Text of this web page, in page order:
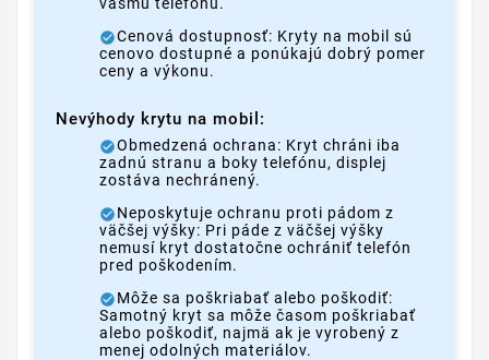
Cenová dostupnosť: Kryty na mobil sú
cenovo dostupné a ponúkajú dobrý pomer
ceny a výkonu.
Nevýhody krytu na mobil:
Obmedzená ochrana: Kryt chráni iba
zadnú stranu a boky telefónu, displej
zostáva nechránený.
Neposkytuje ochranu proti pádom z
väčšej výšky: Pri páde z väčšej výšky
nemusí kryt dostatočne ochrániť telefón
pred poškodením.
Môže sa poškriabať alebo poškodiť:
Samotný kryt sa môže časom poškriabať
alebo poškodiť, najmä ak je vyrobený z
menej odolných materiálov.